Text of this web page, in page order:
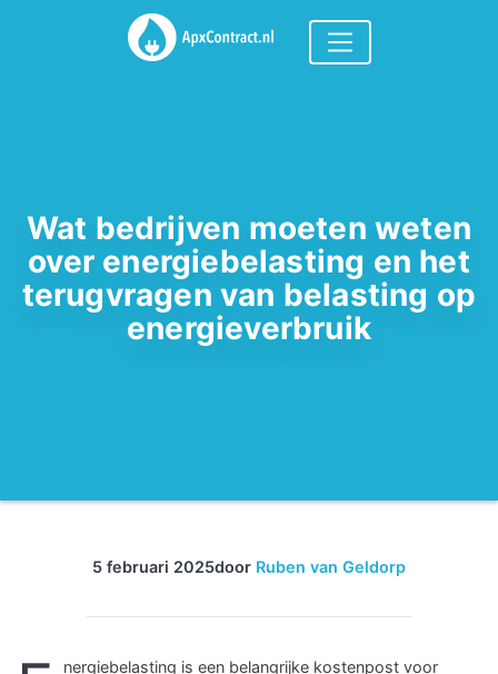
Wat bedrijven moeten weten
over energiebelasting en het
terugvragen van belasting op
energieverbruik
5 februari 2025door Ruben van Geldorp
nergiebelasting is een belangrijke kostenpost voor